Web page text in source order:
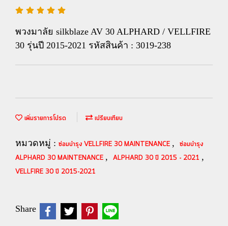
พวงมาลัย silkblaze AV 30 ALPHARD / VELLFIRE
30 รุ่นปี 2015-2021 รหัสสินค้า : 3019-238
เพิ่มรายการโปรด เปรียบเทียบ
หมวดหมู่ : ซ่อมบำรุง VELLFIRE 30 MAINTENANCE , ซ่อมบำรุง
ALPHARD 30 MAINTENANCE , ALPHARD 30 ปี 2015 - 2021 ,
VELLFIRE 30 ปี 2015-2021
Share